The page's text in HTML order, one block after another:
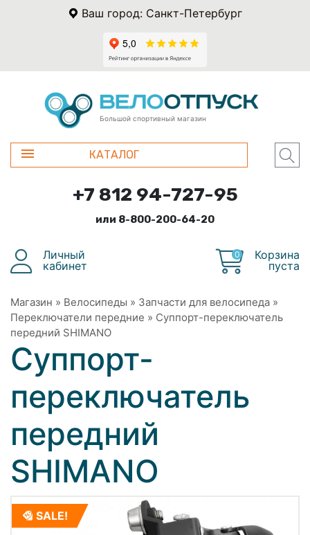
Ваш город: Санкт-Петербург
Большой спортивный магазин
КАТАЛОГ
+7 812 94-727-95
или 8-800-200-64-20
Личный
кабинет
0
Корзина
пуста
Магазин » Велосипеды » Запчасти для велосипеда »
Переключатели передние » Суппорт-переключатель
передний SHIMANO
Суппорт-
переключатель
передний
SHIMANO
SALE!